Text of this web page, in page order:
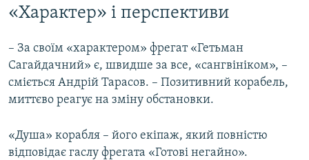
«Характер» і перспективи
– За своїм «характером» фрегат «Гетьман
Сагайдачний» є, швидше за все, «сангвініком», –
сміється Андрій Тарасов. – Позитивний корабель,
миттєво реагує на зміну обстановки.
«Душа» корабля – його екіпаж, який повністю
відповідає гаслу фрегата «Готові негайно».